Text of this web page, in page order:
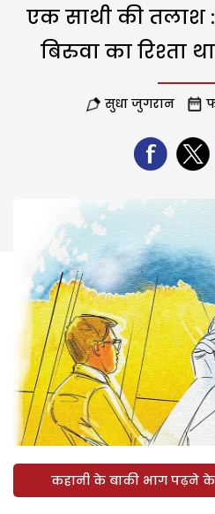
एक साथी की
बिरुवा का रिश्ता
सुधा जुगरान
कहानी के बाकी भाग पढ़ने